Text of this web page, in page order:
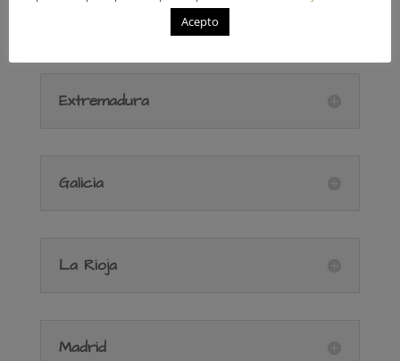
Comunidad Valenciana
Extremadura
Galicia
La Rioja
Madrid
Acepto